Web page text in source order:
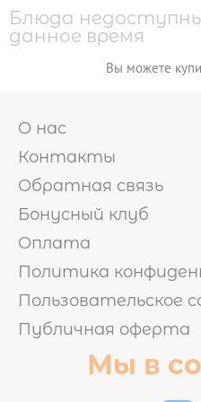
ГОРЯЧИЕ НАБОРЫ
ХОЛОДНЫЕ
МИКС НАБОРЫ
ОТ БРЕНД ШЕФА
РОЛЛЫ И СУШИ
СУШИ
ХОЛОДНЫЕ РОЛЛЫ
ВОК
ПИЦЦА
САЛАТЫ И ГОРЯЧЕЕ
Блюда
данное время
Вы можете
О нас
Контакты
Обратная связь
Бонусный клуб
Оплата
Политика
Пользовательское
Публичная оферта
Мы в